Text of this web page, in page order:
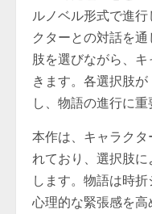
ルノベル形式で進
クターとの対話を
肢を選びながら、
きます。各選択肢
し、物語の進行に重
本作は、キャラク
れており、選択肢
します。物語は時折
心理的な緊張感を